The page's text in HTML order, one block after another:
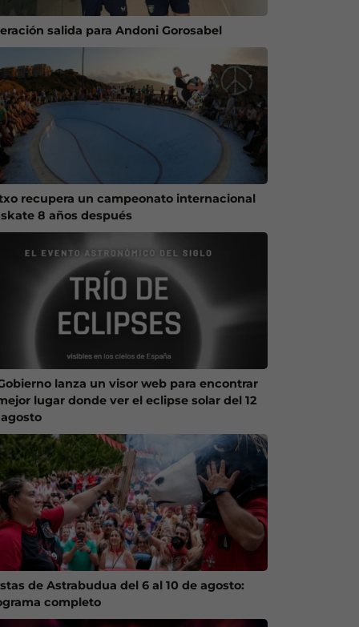
salida para Andoni Gorosabel
recupera un campeonato internacional
8 años después
lanza un visor web para encontrar
lugar donde ver el eclipse solar del 12
de Astrabudua del 6 al 10 de agosto:
completo